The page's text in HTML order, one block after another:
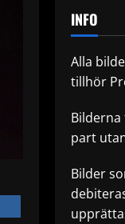
INFO
Alla
tillhör
part
Bilder